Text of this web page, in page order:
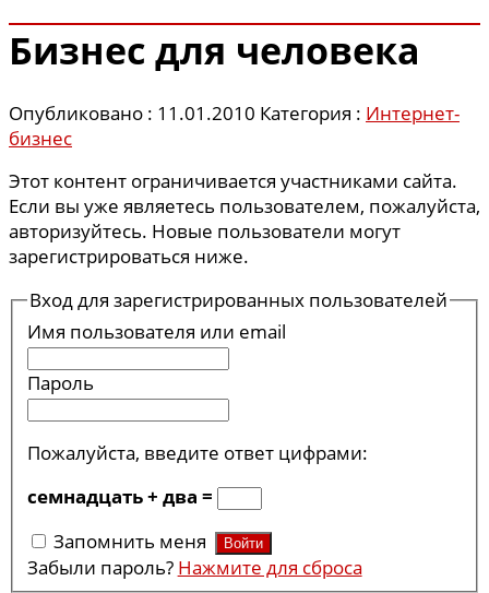
Бизнес для человека
Опубликовано : 11.01.2010 Категория : Интернет-
бизнес
Этот контент ограничивается участниками сайта.
Если вы уже являетесь пользователем, пожалуйста,
авторизуйтесь. Новые пользователи могут
зарегистрироваться ниже.
Вход для зарегистрированных пользователей
Имя пользователя или email
Пароль
Пожалуйста, введите ответ цифрами:
семнадцать + два =
Запомнить меня
Забыли пароль? Нажмите для сброса